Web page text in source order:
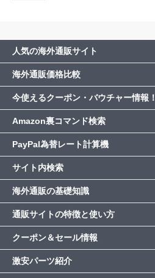
人気の海外通販サイト
海外通販価格比較
今使えるクーポン・バウチャー情報！
Amazon裏コマンド検索
PayPal為替レート計算機
サイト内検索
海外通販の基礎知識
通販サイトの特徴と使い方
クーポン＆セール情報
激安パーツ紹介